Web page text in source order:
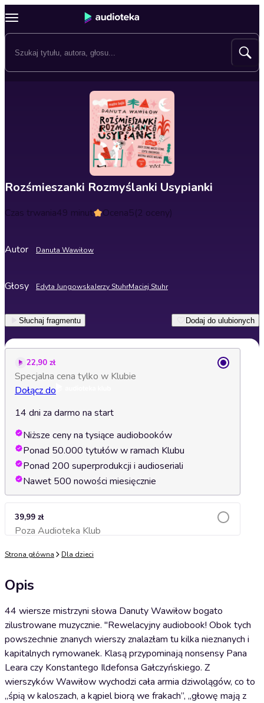
Rozśmieszanki Rozmyślanki Usypianki
Czas trwania49 minut Ocena5(2 oceny)
Autor Danuta Wawiłow
Głosy Edyta JungowskaJerzy StuhrMaciej Stuhr
Słuchaj fragmentu Dodaj do ulubionych
22,90 zł
Specjalna cena tylko w Klubie
Dołącz do
14 dni za darmo na start
Niższe ceny na tysiące audiobooków
Ponad 50.000 tytułów w ramach Klubu
Ponad 200 superprodukcji i audioseriali
Nawet 500 nowości miesięcznie
39,99 zł
Poza Audioteka KlubDodaj do koszyka
Strona główna Dla dzieci
Opis
44 wiersze mistrzyni słowa Danuty Wawiłow bogato
zilustrowane muzycznie. "Rewelacyjny audiobook! Obok tych
powszechnie znanych wierszy znalazłam tu kilka nieznanych i
kapitalnych rymowanek. Klasą przypominają nonsensy Pana
Leara czy Konstantego Ildefonsa Gałczyńskiego. Z
wierszyków Wawiłow wychodzi cała armia dziwolągów, co to
„śpią w kaloszach, a kąpiel biorą we frakach”, „głowę mają z